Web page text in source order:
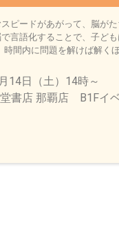
ピードがあがって、脳が
言語化することで、子ど
時間内に問題を解けば解く
14日（土）14時～
堂書店 那覇店 B1Fイ